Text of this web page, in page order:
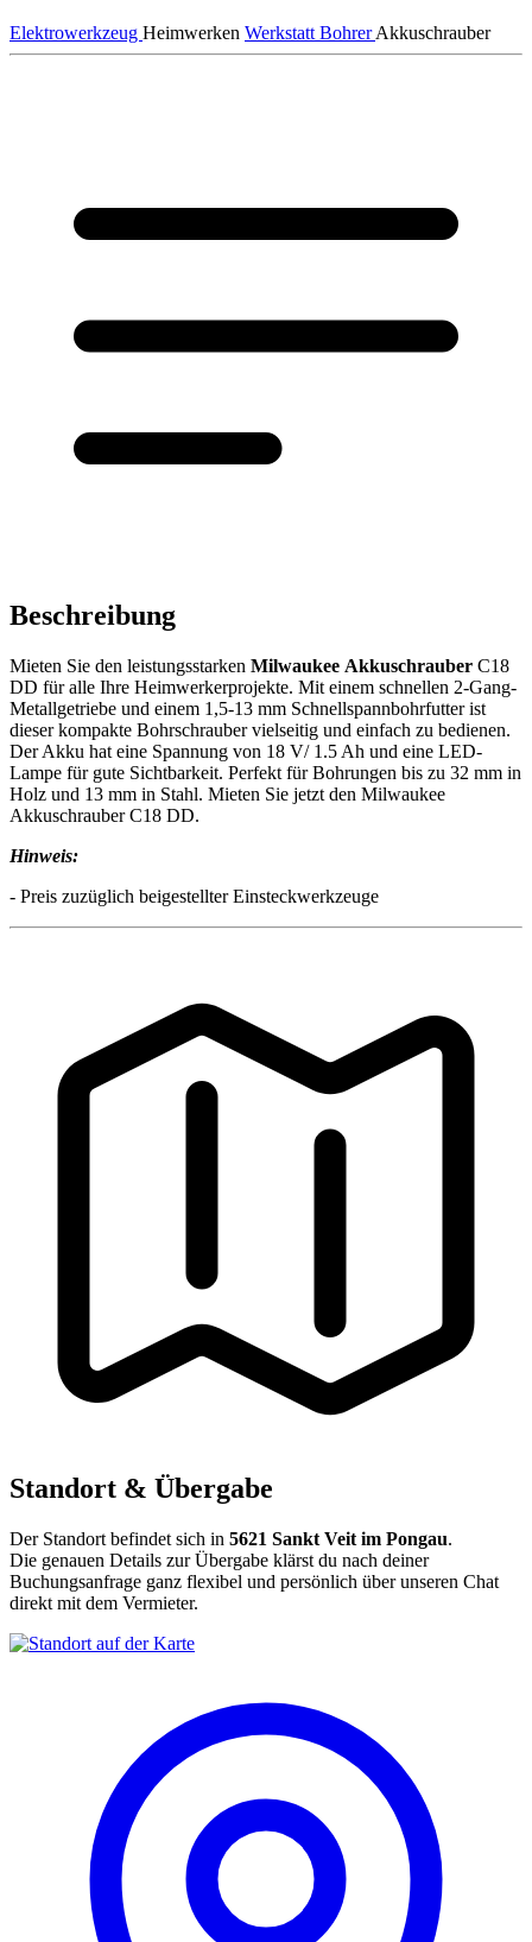
Elektrowerkzeug Heimwerken Werkstatt BohrerAkkuschrauber
Beschreibung
Mieten Sie den leistungsstarken Milwaukee Akkuschrauber C18
DD für alle Ihre Heimwerkerprojekte. Mit einem schnellen 2-Gang-
Metallgetriebe und einem 1,5-13 mm Schnellspannbohrfutter ist
dieser kompakte Bohrschrauber vielseitig und einfach zu bedienen.
Der Akku hat eine Spannung von 18 V/ 1.5 Ah und eine LED-
Lampe für gute Sichtbarkeit. Perfekt für Bohrungen bis zu 32 mm in
Holz und 13 mm in Stahl. Mieten Sie jetzt den Milwaukee
Akkuschrauber C18 DD.
Hinweis:
- Preis zuzüglich beigestellter Einsteckwerkzeuge
Standort & Übergabe
Der Standort befindet sich in 5621 Sankt Veit im Pongau.
Die genauen Details zur Übergabe klärst du nach deiner
Buchungsanfrage ganz flexibel und persönlich über unseren Chat
direkt mit dem Vermieter.